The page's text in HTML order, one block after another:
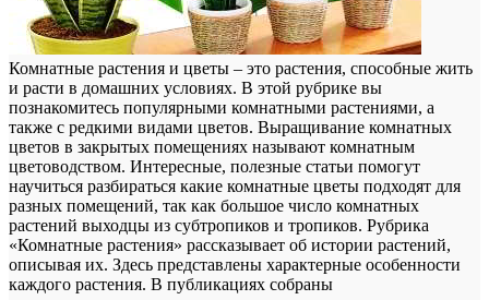
Комнатные растения и цветы – это растения, способные жить
и расти в домашних условиях. В этой рубрике вы
познакомитесь популярными комнатными растениями, а
также с редкими видами цветов. Выращивание комнатных
цветов в закрытых помещениях называют комнатным
цветоводством. Интересные, полезные статьи помогут
научиться разбираться какие комнатные цветы подходят для
разных помещений, так как большое число комнатных
растений выходцы из субтропиков и тропиков. Рубрика
«Комнатные растения» рассказывает об истории растений,
описывая их. Здесь представлены характерные особенности
каждого растения. В публикациях собраны